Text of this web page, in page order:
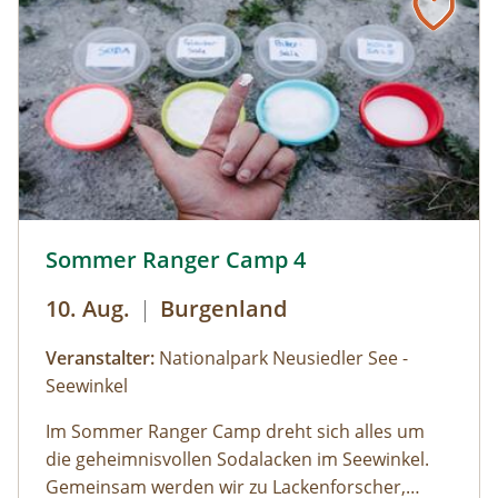
findest du alle Angebote, flexibel buchbar zum
Wunschtermin.So geht's:⁠Melde dich zu einem
Termin aus dem Veranstaltungskalender an
oder organisiere dein privates
NATURSCHAUSPIEL: Jede Tour kann auf Anfrage
zu individuell vereinbarten Terminen
durchgeführt werden. ⁠
Sommer Ranger Camp 4
10. Aug. | Burgenland
Veranstalter: Nationalpark Neusiedler See -
Seewinkel
Im Sommer Ranger Camp dreht sich alles um
die geheimnisvollen Sodalacken im Seewinkel.
Gemeinsam werden wir zu Lackenforscher,